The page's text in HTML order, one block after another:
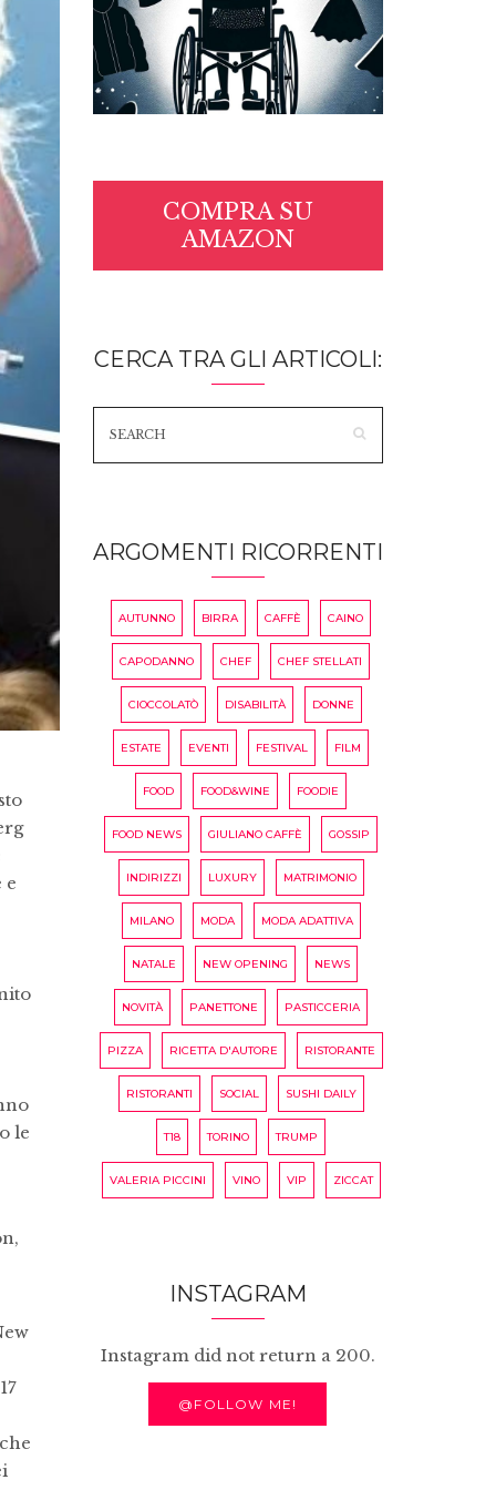
e
le
COMPRA SU
AMAZON
CERCA TRA GLI ARTICOLI:
ARGOMENTI RICORRENTI
AUTUNNO BIRRA CAFFÈ CAINO
CAPODANNO CHEF CHEF STELLATI
CIOCCOLATÒ DISABILITÀ DONNE
ESTATE EVENTI FESTIVAL FILM
FOOD FOOD&WINE FOODIE
FOOD NEWS GIULIANO CAFFÈ GOSSIP
INDIRIZZI LUXURY MATRIMONIO
MILANO MODA MODA ADATTIVA
NATALE NEW OPENING NEWS
NOVITÀ PANETTONE PASTICCERIA
PIZZA RICETTA D'AUTORE RISTORANTE
RISTORANTI SOCIAL SUSHI DAILY
T18 TORINO TRUMP
VALERIA PICCINI VINO VIP ZICCAT
INSTAGRAM
Instagram did not return a 200.
@FOLLOW ME!